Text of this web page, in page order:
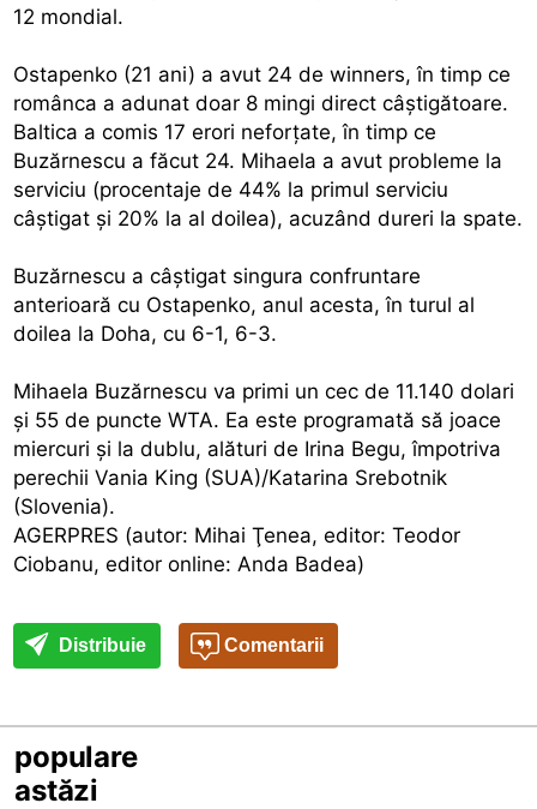
12 mondial.
Ostapenko (21 ani) a avut 24 de winners, în timp ce
românca a adunat doar 8 mingi direct câştigătoare.
Baltica a comis 17 erori neforţate, în timp ce
Buzărnescu a făcut 24. Mihaela a avut probleme la
serviciu (procentaje de 44% la primul serviciu
câştigat şi 20% la al doilea), acuzând dureri la spate.
Buzărnescu a câştigat singura confruntare
anterioară cu Ostapenko, anul acesta, în turul al
doilea la Doha, cu 6-1, 6-3.
Mihaela Buzărnescu va primi un cec de 11.140 dolari
şi 55 de puncte WTA. Ea este programată să joace
miercuri şi la dublu, alături de Irina Begu, împotriva
perechii Vania King (SUA)/Katarina Srebotnik
(Slovenia).
AGERPRES (autor: Mihai Ţenea, editor: Teodor
Ciobanu, editor online: Anda Badea)
Distribuie Comentarii
populare
astăzi